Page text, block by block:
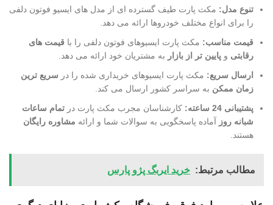
تنوع مدل: مکث پارت طیف گسترده ای از مدل های ایسیو فوتون دلفی
را برای انواع مختلف خودروها ارائه می دهد.
قیمت مناسب: مکث پارت ایسیوهای فوتون دلفی را با قیمت های
رقابتی و پایین تر از بازار به مشتریان خود ارائه می دهد.
ارسال سریع: مکث پارت ایسیوهای خریداری شده را در سریع ترین
زمان ممکن به سراسر کشور ارسال می کند.
پشتیبانی 24 ساعته:
کارشناسان مجرب مکث پارت در تمام ساعات
شبانه روز آماده پاسخگویی به سوالات شما و ارائه مشاوره رایگان
هستند.
مطالب مرتبط: خرید ایربگ پژو پارس